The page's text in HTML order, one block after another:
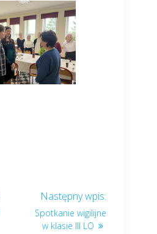
Spotkanie wigilijne
w klasie III LO